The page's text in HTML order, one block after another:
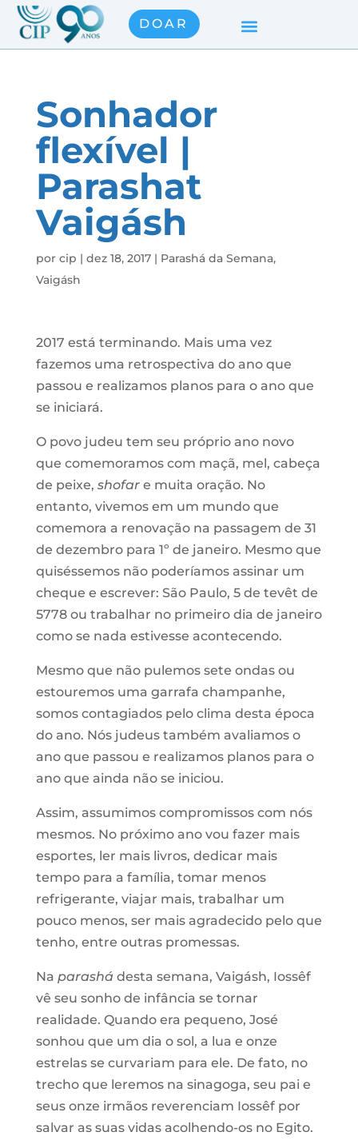
DOAR
Sonhador
flexível |
Parashat
Vaigásh
por cip | dez 18, 2017| Parashá da Semana,
Vaigásh
2017 está terminando. Mais uma vez
fazemos uma retrospectiva do ano que
passou e realizamos planos para o ano que
se iniciará.
O povo judeu tem seu próprio ano novo
que comemoramos com maçã, mel, cabeça
de peixe, shofare muita oração. No
entanto, vivemos em um mundo que
comemora a renovação na passagem de 31
de dezembro para 1º de janeiro. Mesmo que
quiséssemos não poderíamos assinar um
cheque e escrever: São Paulo, 5 de tevêt de
5778 ou trabalhar no primeiro dia de janeiro
como se nada estivesse acontecendo.
Mesmo que não pulemos sete ondas ou
estouremos uma garrafa champanhe,
somos contagiados pelo clima desta época
do ano. Nós judeus também avaliamos o
ano que passou e realizamos planos para o
ano que ainda não se iniciou.
Assim, assumimos compromissos com nós
mesmos. No próximo ano vou fazer mais
esportes, ler mais livros, dedicar mais
tempo para a família, tomar menos
refrigerante, viajar mais, trabalhar um
pouco menos, ser mais agradecido pelo que
tenho, entre outras promessas.
Na parashá desta semana, Vaigásh, Iossêf
vê seu sonho de infância se tornar
realidade. Quando era pequeno, José
sonhou que um dia o sol, a lua e onze
estrelas se curvariam para ele. De fato, no
trecho que leremos na sinagoga, seu pai e
seus onze irmãos reverenciam Iossêf por
salvar as suas vidas acolhendo-os no Egito.